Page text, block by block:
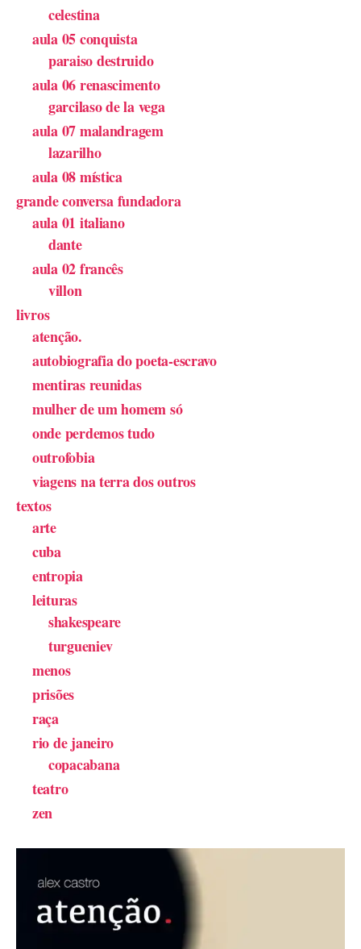
celestina
aula 05 conquista
paraiso destruido
aula 06 renascimento
garcilaso de la vega
aula 07 malandragem
lazarilho
aula 08 mística
grande conversa fundadora
aula 01 italiano
dante
aula 02 francês
villon
livros
atenção.
autobiografia do poeta-escravo
mentiras reunidas
mulher de um homem só
onde perdemos tudo
outrofobia
viagens na terra dos outros
textos
arte
cuba
entropia
leituras
shakespeare
turgueniev
menos
prisões
raça
rio de janeiro
copacabana
teatro
zen